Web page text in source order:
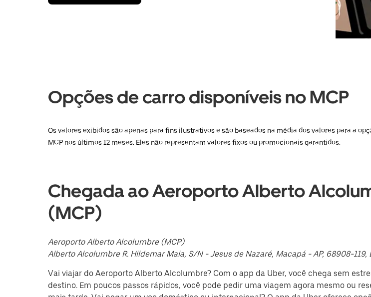
seta
uma
data.
tecla
“ESC”
Opções de carro disponíveis no MCP
Os valores exibidos são apenas para fins ilustrativos e são baseados na média dos valores para a
MCP nos últimos 12 meses. Eles não representam valores fixos ou promocionais garantidos.
Chegada ao Aeroporto Alberto
(MCP)
Aeroporto Alberto Alcolumbre (MCP)
Alberto Alcolumbre R. Hildemar Maia, S/N - Jesus de Nazaré, Macapá - AP, 68908-119,
Vai viajar do Aeroporto Alberto Alcolumbre? Com o app da Uber, você chega sem
destino. Em poucos passos rápidos, você pode pedir uma viagem agora mesmo ou